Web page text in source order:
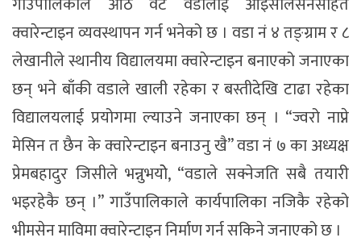
क्वारेन्टाइन व्यवस्थापन गर्न भनेको छ । वडा नं ४ तङ्ग्राम र ८
लेखानीले स्थानीय विद्यालयमा क्वारेन्टाइन बनाएको जनाएका
छन् भने बाँकी वडाले खाली रहेका र बस्तीदेखि टाढा रहेका
विद्यालयलाई प्रयोगमा ल्याउने जनाएका छन् । “ज्वरो नाप्ने
मेसिन त छैन के क्वारेन्टाइन बनाउनु खै” वडा नं ७ का अध्यक्ष
प्रेमबहादुर जिसीले भन्नुभयोे, “वडाले सक्नेजति सबै तयारी
भइरहेकै छन् ।” गाउँपालिकाले कार्यपालिका नजिकै रहेको
भीमसेन माविमा क्वारेन्टाइन निर्माण गर्न सकिने जनाएको छ ।